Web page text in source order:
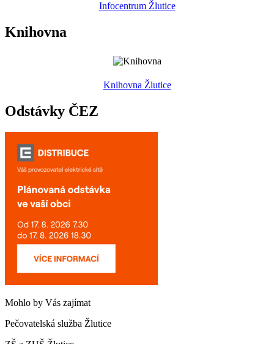
Infocentrum Žlutice
Knihovna
Knihovna Žlutice
Odstávky ČEZ
Mohlo by Vás zajímat
Pečovatelská služba Žlutice